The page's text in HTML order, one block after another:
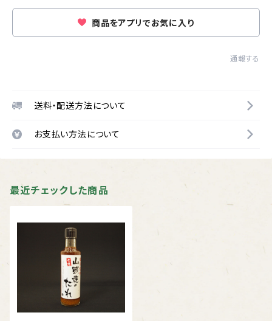
商品をアプリでお気に入り
通報する
送料・配送方法について
お支払い方法について
最近チェックした商品